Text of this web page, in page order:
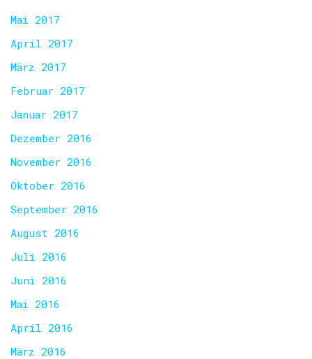
Mai 2017
April 2017
März 2017
Februar 2017
Januar 2017
Dezember 2016
November 2016
Oktober 2016
September 2016
August 2016
Juli 2016
Juni 2016
Mai 2016
April 2016
März 2016